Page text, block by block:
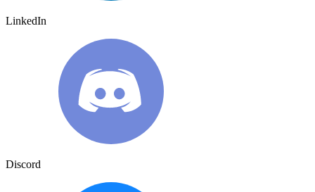
LinkedIn
Discord